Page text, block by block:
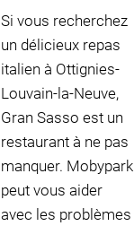
Si vous recherchez
un délicieux repas
italien à Ottignies-
Louvain-la-Neuve,
Gran Sasso est un
restaurant à ne pas
manquer. Mobypark
peut vous aider
avec les problèmes